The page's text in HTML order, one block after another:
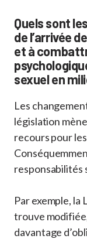
Quels sont
de l’arrivée
et à
sexuel en
Les
législation
recours pour
responsabilités
Par exemple, la
trouve
davantage